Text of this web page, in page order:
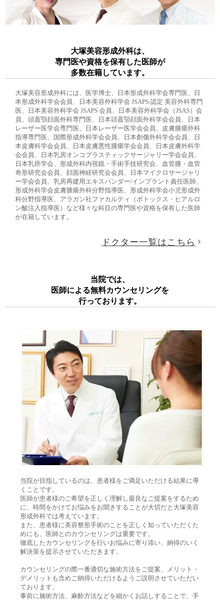
大塚美容形成外科は、
専門医や資格を保有した医師が
多数在籍しています。
大塚美容形成外科には、医学博士、日本形成外科学会専門医、日
本形成外科学会会員、日本美容外科学会 JSAPS 認定 美容外科専門
医、日本美容外科学会 JSAPS 会員、日本美容外科学会（JSAS）会
員、頭蓋顎顔面外科専門医、日本頭蓋顎顔面外科学会会員、日本
レーザー医学会専門医、日本レーザー医学会会員、皮膚腫瘍外科
指導専門医、国際形成外科学会会員、日本創傷外科学会会員、日
本皮膚科学会会員、日本皮膚悪性腫瘍学会会員、日本皮膚外科学
会会員、日本乳房オンコプラスティックサージャリー学会会員、
日本乳癌学会、形成外科内視鏡・手術手技研究会、血管腫・血管
奇形研究会会員、顔面神経研究会会員、日本マイクロサージャリ
ー学会会員、乳房再建用エキスパンダー/インプラント責任医師、
形成外科学会皮膚腫瘍外科分野指導医、形成外科学会小児形成外
科分野指導医、アラガン社ファカルティ（ボトックス・ヒアルロ
ン酸注入指導医）など様々な科目の専門医や資格を保有した医師
が在籍しています。
ドクター一覧はこちら
当院では、
医師による無料カウンセリングを
行っております。
当院が目指しているのは、患者様をご満足いただける結果に導
くことです。
医師が患者様のご希望を正しく理解し最良なご提案をするため
に、時間をかけてお悩みをお聞きすることが大切だと大塚美容
形成外科では考えています。
また、患者様に美容整形手術のことを正しく知っていただくた
めにも、医師とのカウンセリングは重要です。
徹底したカウンセリングを行いお悩みに寄り添い、納得のいく
解決策を提示させていただきます。
カウンセリングの際一番適切な施術方法をご提案、メリット・
デメリットも含めご納得いただけるようご説明させていただい
ております。
事前に施術方法、麻酔方法などを細かくお話しすることで、手